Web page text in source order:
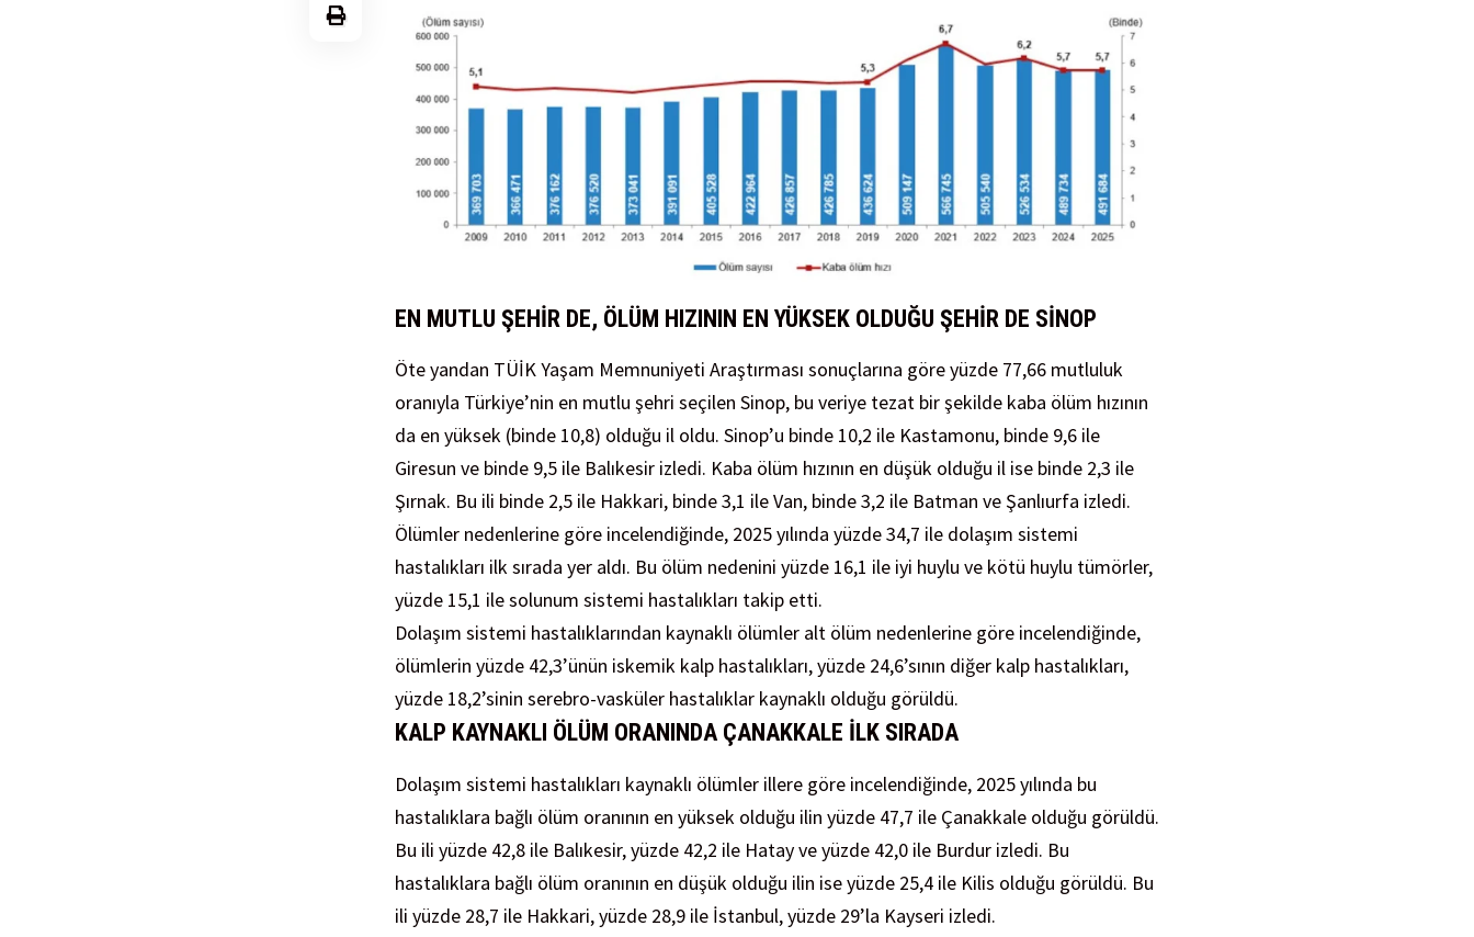
EN MUTLU ŞEHİR DE, ÖLÜM HIZININ EN YÜKSEK OLDUĞU ŞEHİR DE SİNOP
Öte yandan TÜİK Yaşam Memnuniyeti Araştırması sonuçlarına göre yüzde 77,66 mutluluk
oranıyla Türkiye’nin en mutlu şehri seçilen Sinop, bu veriye tezat bir şekilde kaba ölüm hızının
da en yüksek (binde 10,8) olduğu il oldu. Sinop’u binde 10,2 ile Kastamonu, binde 9,6 ile
Giresun ve binde 9,5 ile Balıkesir izledi. Kaba ölüm hızının en düşük olduğu il ise binde 2,3 ile
Şırnak. Bu ili binde 2,5 ile Hakkari, binde 3,1 ile Van, binde 3,2 ile Batman ve Şanlıurfa izledi.
Ölümler nedenlerine göre incelendiğinde, 2025 yılında yüzde 34,7 ile dolaşım sistemi
hastalıkları ilk sırada yer aldı. Bu ölüm nedenini yüzde 16,1 ile iyi huylu ve kötü huylu tümörler,
yüzde 15,1 ile solunum sistemi hastalıkları takip etti.
Dolaşım sistemi hastalıklarından kaynaklı ölümler alt ölüm nedenlerine göre incelendiğinde,
ölümlerin yüzde 42,3’ünün iskemik kalp hastalıkları, yüzde 24,6’sının diğer kalp hastalıkları,
yüzde 18,2’sinin serebro-vasküler hastalıklar kaynaklı olduğu görüldü.
KALP KAYNAKLI ÖLÜM ORANINDA ÇANAKKALE İLK SIRADA
Dolaşım sistemi hastalıkları kaynaklı ölümler illere göre incelendiğinde, 2025 yılında bu
hastalıklara bağlı ölüm oranının en yüksek olduğu ilin yüzde 47,7 ile Çanakkale olduğu görüldü.
Bu ili yüzde 42,8 ile Balıkesir, yüzde 42,2 ile Hatay ve yüzde 42,0 ile Burdur izledi. Bu
hastalıklara bağlı ölüm oranının en düşük olduğu ilin ise yüzde 25,4 ile Kilis olduğu görüldü. Bu
ili yüzde 28,7 ile Hakkari, yüzde 28,9 ile İstanbul, yüzde 29’la Kayseri izledi.